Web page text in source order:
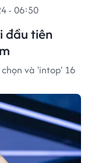
đầu tiên
- 06:50
và 'intop' 16